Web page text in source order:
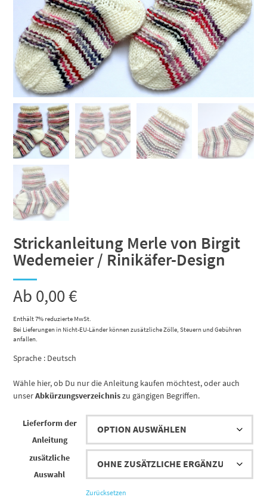
Strickanleitung Merle von Birgit
Wedemeier / Rinikäfer-Design
Ab 0,00€
Enthält 7% reduzierte MwSt.
Bei Lieferungen in Nicht-EU-Länder können zusätzliche Zölle, Steuern und Gebühren
anfallen.
Sprache : Deutsch
Wähle hier, ob Du nur die Anleitung kaufen möchtest, oder auch
unserAbkürzungsverzeichniszu gängigen Begriffen.
Lieferform der
Anleitung
zusätzliche
Auswahl
Zurücksetzen